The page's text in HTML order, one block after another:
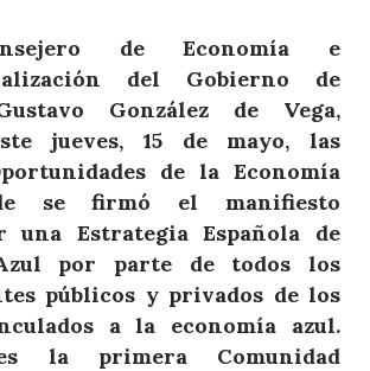
de Economía e
del Gobierno de
González de Vega,
jueves, 15 de mayo, las
de la Economía
se firmó el manifiesto
una Estrategia Española de
por parte de todos los
públicos y privados de los
a la economía azul.
la primera Comunidad